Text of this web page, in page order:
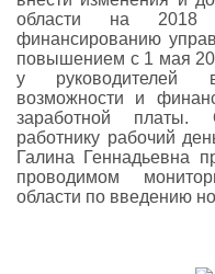
области на 2018
финансированию
повышением с 1 мая
у руководителей
возможности и
заработной платы.
работнику рабочий
Галина Геннадьевна
проводимом
области по введению